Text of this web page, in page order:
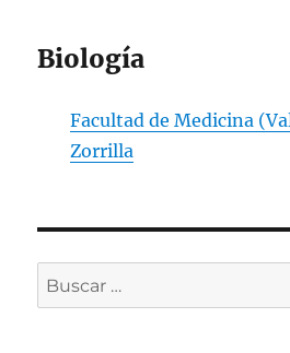
Biología
Facultad de Medicina
Zorrilla
Buscar
por: